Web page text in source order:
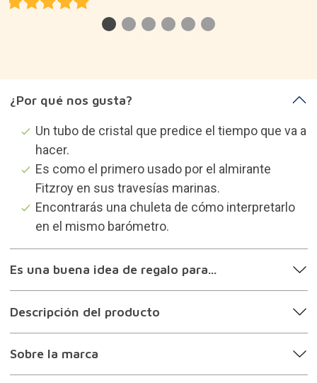
Es una buena idea de regalo para...
Sobre la marca
Categorías que te pueden
interesar
Decoración Regalos para caprichosos
Regalos para hombres